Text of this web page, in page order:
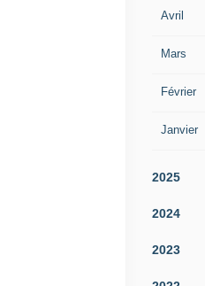
Avril
Mars
Février
Janvier
2025
2024
2023